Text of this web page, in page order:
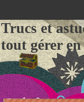
Trucs et
tout gérer